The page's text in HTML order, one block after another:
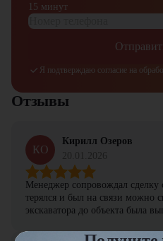
15 минут
Я подтверждаю согласие на
Отзывы
КО
Кирилл Озеров
Менеджер сопровождал сделку
терялся и был на связи можно
экскаватора до объекта была